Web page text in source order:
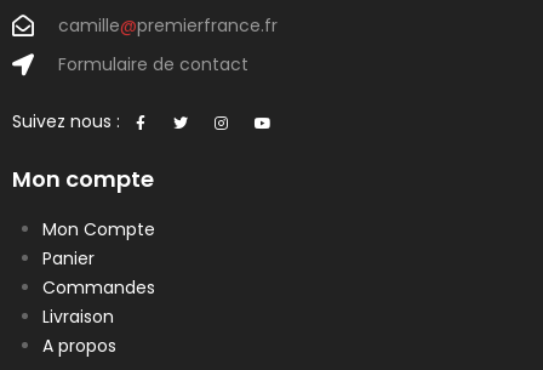
camille@premierfrance.fr
Formulaire de contact
Suivez nous :
Mon compte
Mon Compte
Panier
Commandes
Livraison
A propos